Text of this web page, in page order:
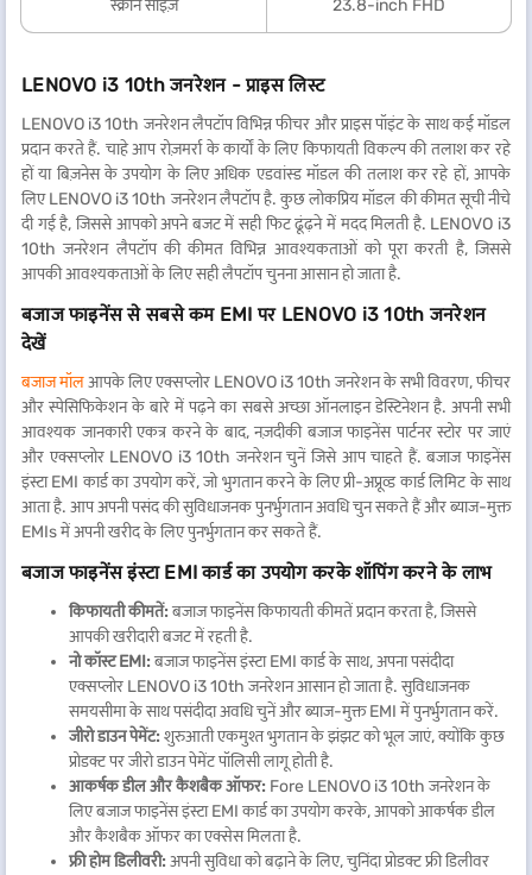
स्क्रीन साइज़ 23.8-inch FHD
LENOVO i3 10th जनरेशन - प्राइस लिस्ट
LENOVO i3 10th जनरेशन लैपटॉप विभिन्न फीचर और प्राइस पॉइंट के साथ कई मॉडल
प्रदान करते हैं. चाहे आप रोज़मर्रा के कार्यों के लिए किफायती विकल्प की तलाश कर रहे
हों या बिज़नेस के उपयोग के लिए अधिक एडवांस्ड मॉडल की तलाश कर रहे हों, आपके
लिए LENOVO i3 10th जनरेशन लैपटॉप है. कुछ लोकप्रिय मॉडल की कीमत सूची नीचे
दी गई है, जिससे आपको अपने बजट में सही फिट ढूंढ़ने में मदद मिलती है. LENOVO i3
10th जनरेशन लैपटॉप की कीमत विभिन्न आवश्यकताओं को पूरा करती है, जिससे
आपकी आवश्यकताओं के लिए सही लैपटॉप चुनना आसान हो जाता है.
बजाज फाइनेंस से सबसे कम EMI पर LENOVO i3 10th जनरेशन
देखें
बजाज मॉलआपके लिए एक्सप्लोर LENOVO i3 10th जनरेशन के सभी विवरण, फीचर
और स्पेसिफिकेशन के बारे में पढ़ने का सबसे अच्छा ऑनलाइन डेस्टिनेशन है. अपनी सभी
आवश्यक जानकारी एकत्र करने के बाद, नज़दीकी बजाज फाइनेंस पार्टनर स्टोर पर जाएं
और एक्सप्लोर LENOVO i3 10th जनरेशन चुनें जिसे आप चाहते हैं. बजाज फाइनेंस
इंस्टा EMI कार्ड का उपयोग करें, जो भुगतान करने के लिए प्री-अप्रूव्ड कार्ड लिमिट के साथ
आता है. आप अपनी पसंद की सुविधाजनक पुनर्भुगतान अवधि चुन सकते हैं और ब्याज-मुक्त
EMIs में अपनी खरीद के लिए पुनर्भुगतान कर सकते हैं.
बजाज फाइनेंस इंस्टा EMI कार्ड का उपयोग करके शॉपिंग करने के लाभ
किफायती कीमतें: बजाज फाइनेंस किफायती कीमतें प्रदान करता है, जिससे
आपकी खरीदारी बजट में रहती है.
नो कॉस्ट EMI: बजाज फाइनेंस इंस्टा EMI कार्ड के साथ, अपना पसंदीदा
एक्सप्लोर LENOVO i3 10th जनरेशन आसान हो जाता है. सुविधाजनक
समयसीमा के साथ पसंदीदा अवधि चुनें और ब्याज-मुक्त EMI में पुनर्भुगतान करें.
जीरो डाउन पेमेंट: शुरुआती एकमुश्त भुगतान के झंझट को भूल जाएं, क्योंकि कुछ
प्रोडक्ट पर जीरो डाउन पेमेंट पॉलिसी लागू होती है.
आकर्षक डील और कैशबैक ऑफर: Fore LENOVO i3 10th जनरेशन के
लिए बजाज फाइनेंस इंस्टा EMI कार्ड का उपयोग करके, आपको आकर्षक डील
और कैशबैक ऑफर का एक्सेस मिलता है.
फ्री होम डिलीवरी: अपनी सुविधा को बढ़ाने के लिए, चुनिंदा प्रोडक्ट फ्री डिलीवर